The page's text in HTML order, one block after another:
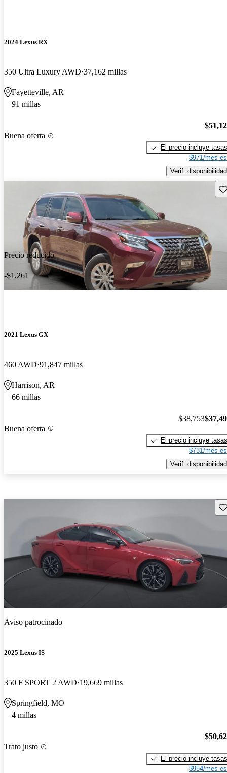
2024 Lexus RX
350 Ultra Luxury AWD 37,162 millas
Fayetteville, AR
91 millas
Buena oferta
El precio incluye tasas
$971/mes
Verif. disponibilidad
Precio reducido
-$1,261
2021 Lexus GX
460 AWD 91,847 millas
Harrison, AR
66 millas
Buena oferta
$38,753
El precio incluye tasas
$731/mes
Verif. disponibilidad
Aviso patrocinado
2025 Lexus IS
350 F SPORT 2 AWD 19,669 millas
Springfield, MO
4 millas
Trato justo
El precio incluye tasas
$954/mes